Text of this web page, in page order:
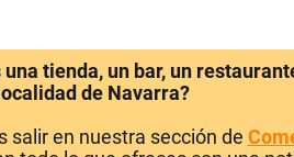
una tienda, un bar, un
de Navarra?
salir en nuestra sección de